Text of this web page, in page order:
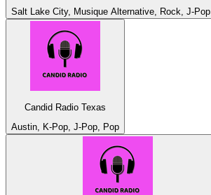
Salt Lake City, Musique Alternative, Rock, J-Pop
Candid Radio Texas
Austin, K-Pop, J-Pop, Pop